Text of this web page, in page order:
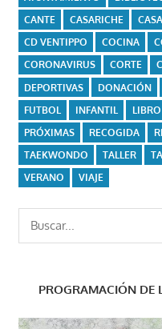
CANTE
CASARICHE
CD VENTIPPO
COCINA
CORONAVIRUS
CORTE
DEPORTIVAS
DONACIÓN
FUTBOL
INFANTIL LIBRO
PRÓXIMAS
RECOGIDA
TAEKWONDO
TALLER
VERANO
VIAJE
Buscar:
PROGRAMACIÓN DE